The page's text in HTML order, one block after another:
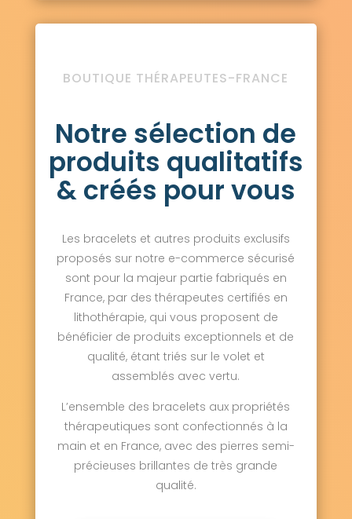
BOUTIQUE THÉRAPEUTES-FRANCE
Notre sélection de
produits qualitatifs
& créés pour vous
Les bracelets et autres produits exclusifs
proposés sur notre e-commerce sécurisé
sont pour la majeur partie fabriqués en
France, par des thérapeutes certifiés en
lithothérapie, qui vous proposent de
bénéficier de produits exceptionnels et de
qualité, étant triés sur le volet et
assemblés avec vertu.
L’ensemble des bracelets aux propriétés
thérapeutiques sont confectionnés à la
main et en France, avec des pierres semi-
précieuses brillantes de très grande
qualité.